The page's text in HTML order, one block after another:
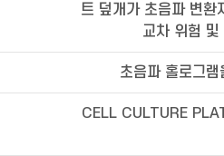
트 덮개가 초음파 변환
교차 위험
초음파 홀로그
CELL CULTURE